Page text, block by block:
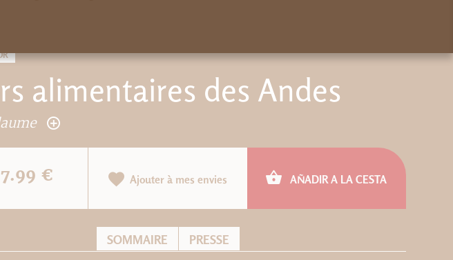
alimentaires des Andes
7.99 € Ajouter à mes envies AÑADIR A LA CESTA
SOMMAIRE PRESSE